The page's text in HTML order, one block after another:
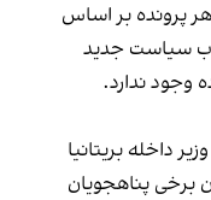
هر پرونده بر اساس
سیاست جدید
وجود ندارد.
داخله بریتانیا
برخی پناهجویان